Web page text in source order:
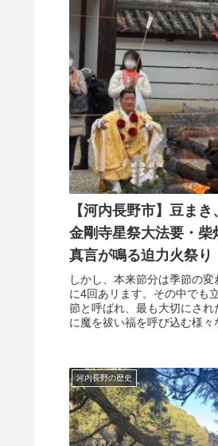
【河内長野市】豆ま
金剛寺星祭大法要・柴
真言が鳴る迫力火祭り
しかし、本来節分は季節の
に4回あリます。その中でも
節と呼ばれ、最も大切にさ
に魔を祓い福を呼び込む様々
ました。したがって上記の
河内長野の歴史